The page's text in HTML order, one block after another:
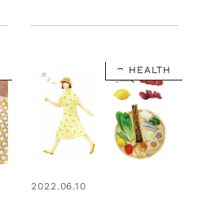
かいとは
HEALTH
2022.06.10